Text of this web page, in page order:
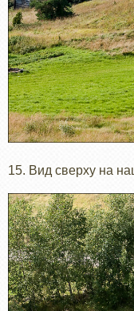
15. Вид сверху на